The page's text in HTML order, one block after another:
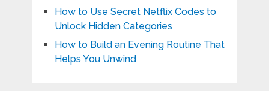
How to Use Secret Netflix Codes to
Unlock Hidden Categories
How to Build an Evening Routine That
Helps You Unwind